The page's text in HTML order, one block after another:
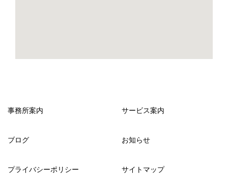
事務所案内 サービス案内
ブログ お知らせ
プライバシーポリシー サイトマップ